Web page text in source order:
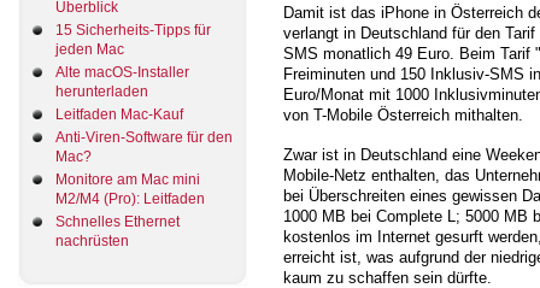
Überblick
15 Sicherheits-Tipps für
jeden Mac
Alte macOS-Installer
herunterladen
Leitfaden Mac-Kauf
Anti-Viren-Software für den
Mac?
Monitore am Mac mini
M2/M4 (Pro): Leitfaden
Schnelles Ethernet
nachrüsten
Damit ist das iPhone in Österreich
verlangt in Deutschland für den
SMS monatlich 49 Euro. Beim Tarif
Freiminuten und 150 Inklusiv-SMS
Euro/Monat mit 1000
von T-Mobile Österreich mithalten.
Zwar ist in Deutschland eine
Mobile-Netz enthalten, das
bei Überschreiten eines gewissen
1000 MB bei Complete L; 5000 MB
kostenlos im Internet gesurft
erreicht ist, was aufgrund der
kaum zu schaffen sein dürfte.